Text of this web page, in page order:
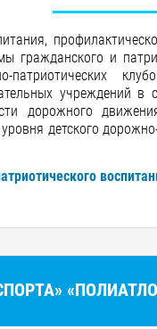
гражданского и
патриотических
учреждений в
дорожного
детского